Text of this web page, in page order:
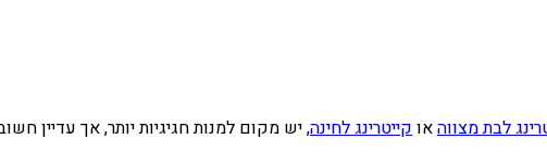
לבת מצווהאוקייטרינג לחינה, יש מקום למנות חגיגיות יותר, אך עדיין